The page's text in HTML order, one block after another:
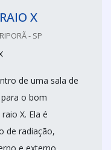
X
- SP
de uma sala de
o bom
X. Ela é
de radiação,
e externo,